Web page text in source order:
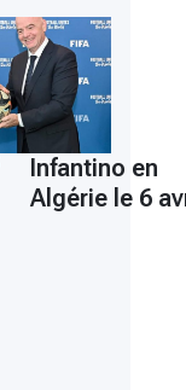
Infantino en
Algérie le 6